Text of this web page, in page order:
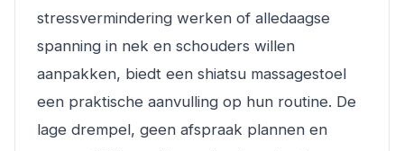
stressvermindering werken of alledaagse
spanning in nek en schouders willen
aanpakken, biedt een shiatsu massagestoel
een praktische aanvulling op hun routine. De
lage drempel, geen afspraak plannen en